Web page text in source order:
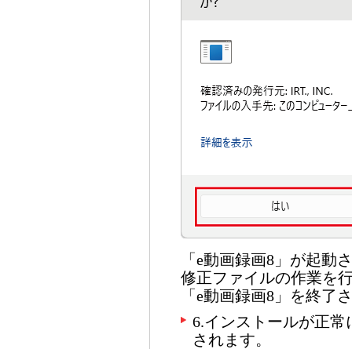
「e動画録画8」が起動
修正ファイルの作業を
「e動画録画8」を終了
6.インストールが正
されます。